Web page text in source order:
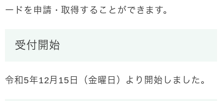
ードを申請・取得することができます。
受付開始
令和5年12月15日（金曜日）より開始しました。